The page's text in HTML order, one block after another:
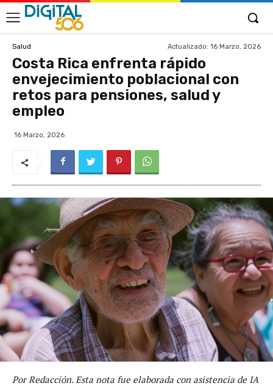
Salud Actualizado: 16 Marzo, 2026
Costa Rica enfrenta rápido
envejecimiento poblacional con
retos para pensiones, salud y
empleo
16 Marzo, 2026
Por Redacción. Esta nota fue elaborada con asistencia de IA